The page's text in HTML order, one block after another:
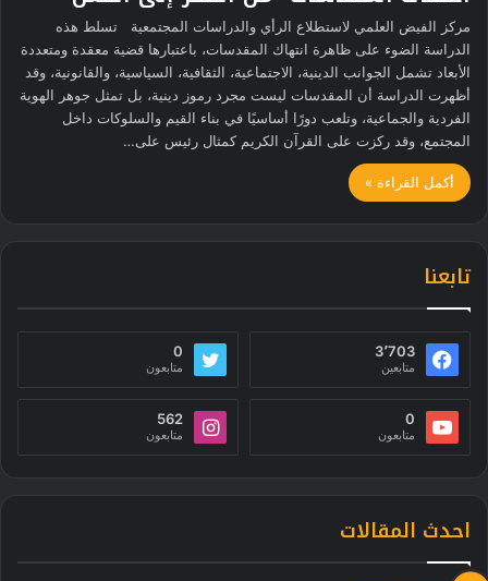
مركز الفيض العلمي لاستطلاع الرأي والدراسات المجتمعية تسلط هذه
الدراسة الضوء على ظاهرة انتهاك المقدسات، باعتبارها قضية معقدة ومتعددة
الأبعاد تشمل الجوانب الدينية، الاجتماعية، الثقافية، السياسية، والقانونية، وقد
أظهرت الدراسة أن المقدسات ليست مجرد رموز دينية، بل تمثل جوهر الهوية
الفردية والجماعية، وتلعب دورًا أساسيًا في بناء القيم والسلوكات داخل
المجتمع، وقد ركزت على القرآن الكريم كمثال رئيس على…
أكمل القراءة »
تابعنا
3٬703
متابعين
0
متابعون
0
متابعون
562
متابعون
احدث المقالات